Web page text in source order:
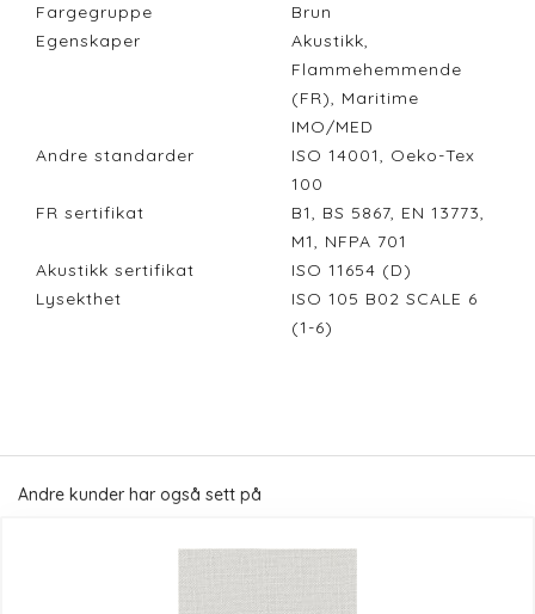
Fargegruppe
Brun
Egenskaper
Akustikk,
Flammehemmende
(FR), Maritime
IMO/MED
Andre standarder
ISO 14001, Oeko-Tex
100
FR sertifikat
B1, BS 5867, EN 13773,
M1, NFPA 701
Akustikk sertifikat
ISO 11654 (D)
Lysekthet
ISO 105 B02 SCALE 6
(1-6)
Andre kunder har også sett på